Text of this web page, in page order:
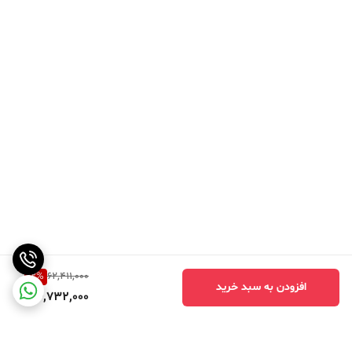
62,411,000
12%
54,732,000
افزودن به سبد خرید